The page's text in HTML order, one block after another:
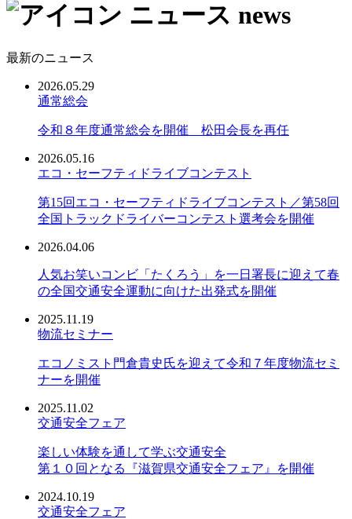
ニュース news
最新のニュース
2026.05.29
通常総会
令和８年度通常総会を開催 松田会長を再任
2026.05.16
エコ・セーフティドライブコンテスト
第15回エコ・セーフティドライブコンテスト／第58回
全国トラックドライバーコンテスト選考会を開催
2026.04.06
人気お笑いコンビ「たくろう」を一日署長に迎えて春
の全国交通安全運動に向けた出発式を開催
2025.11.19
物流セミナー
エコノミスト門倉貴史氏を迎えて令和７年度物流セミ
ナーを開催
2025.11.02
交通安全フェア
楽しい体験を通して学ぶ交通安全
第１０回となる『滋賀県交通安全フェア』を開催
2024.10.19
交通安全フェア